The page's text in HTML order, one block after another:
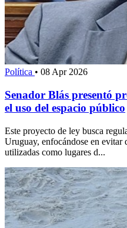
Política • 08 Apr 2026
Senador Blás presentó
el uso del espacio público
Este proyecto de ley busca
Uruguay, enfocándose en evitar
utilizadas como lugares d...